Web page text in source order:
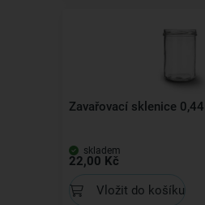
Zavařovací sklenice 0,44 l
skladem
22,00 Kč
Vložit do košíku